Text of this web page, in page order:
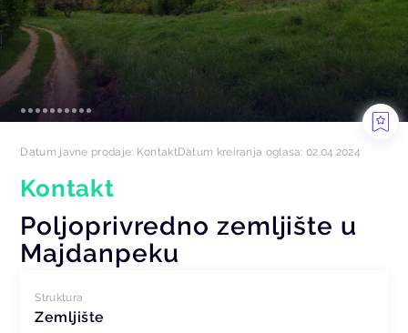
Datum javne prodaje: KontaktDatum kreiranja oglasa: 02.04.2024
Kontakt
Poljoprivredno zemljište u
Majdanpeku
Struktura
Zemljište